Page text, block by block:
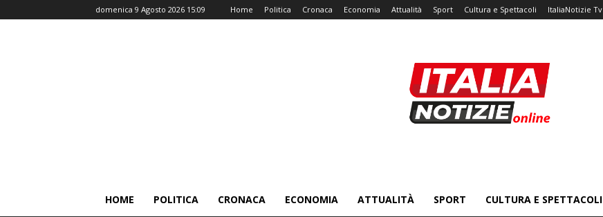
domenica 9 Agosto 2026 15:09 Home Politica Cronaca Economia Attualità Sport Cultura e Spettacoli ItaliaNotizie Tv
HOME POLITICA CRONACA ECONOMIA ATTUALITÀ SPORT CULTURA E SPETTACOLI